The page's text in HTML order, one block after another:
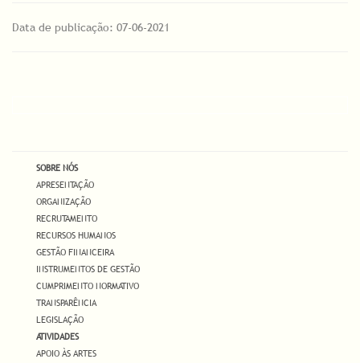
Data de publicação: 07-06-2021
SOBRE NÓS
APRESENTAÇÃO
ORGANIZAÇÃO
RECRUTAMENTO
RECURSOS HUMANOS
GESTÃO FINANCEIRA
INSTRUMENTOS DE GESTÃO
CUMPRIMENTO NORMATIVO
TRANSPARÊNCIA
LEGISLAÇÃO
ATIVIDADES
APOIO ÀS ARTES